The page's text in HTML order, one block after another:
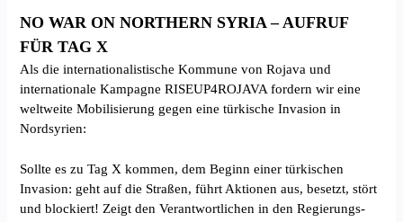
NO WAR ON NORTHERN SYRIA – AUFRUF
FÜR TAG X
Als die internationalistische Kommune von Rojava und
internationale Kampagne RISEUP4ROJAVA fordern wir eine
weltweite Mobilisierung gegen eine türkische Invasion in
Nordsyrien:
Sollte es zu Tag X kommen, dem Beginn einer türkischen
Invasion: geht auf die Straßen, führt Aktionen aus, besetzt, stört
und blockiert! Zeigt den Verantwortlichen in den Regierungs-